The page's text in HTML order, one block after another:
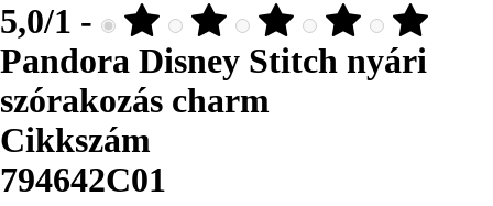
5,0/1 -
Pandora Disney Stitch nyári
szórakozás charm
Cikkszám
794642C01